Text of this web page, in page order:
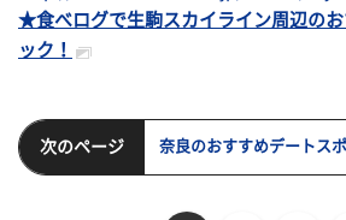
★食べログで生駒スカイライン周辺のお
ック！
次のページ 奈良のおすすめデートス